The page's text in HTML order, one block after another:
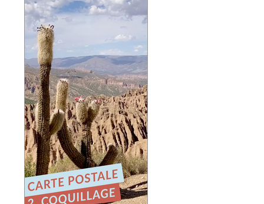
playlist du réseau Ferarock.
🎶 Un grand merci aux
programmateurs et aux
radios du réseau pour leur
confiance. La route
continue… ☀️ 🎧 Envie de
découvrir l'album ?
https://bfan.link/cafe-
campesino-carnets-d-
amerique-du-sud
#VincentPremel
#CafeCampesino #Ferarock